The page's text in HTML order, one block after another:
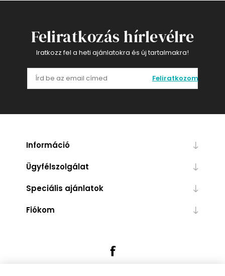
Feliratkozás hírlevélre
Iratkozz fel a heti ajánlatokra és új tartalmakra!
Feliratkozom
Információ
Ügyfélszolgálat
Speciális ajánlatok
Fiókom